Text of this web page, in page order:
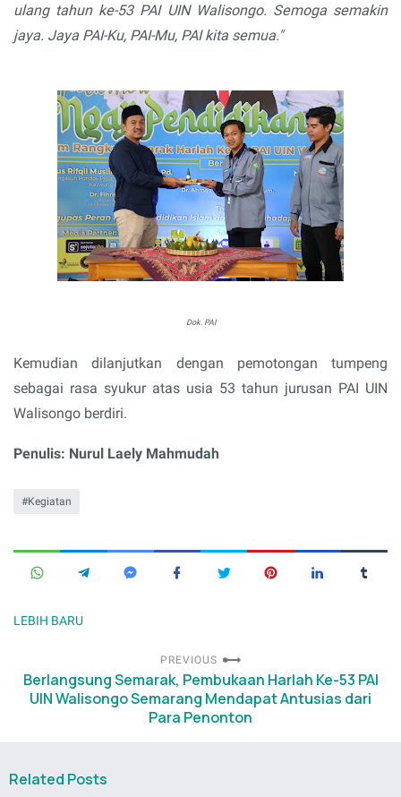
ulang tahun ke-53 PAI UIN Walisongo. Semoga semakin
jaya. Jaya PAI-Ku, PAI-Mu, PAI kita semua."
Dok. PAI
Kemudian dilanjutkan dengan pemotongan tumpeng
sebagai rasa syukur atas usia 53 tahun jurusan PAI UIN
Walisongo berdiri.
Penulis: Nurul Laely Mahmudah
Kegiatan
LEBIH BARU
PREVIOUS
Berlangsung Semarak, Pembukaan Harlah Ke-53 PAI
UIN Walisongo Semarang Mendapat Antusias dari
Para Penonton
Related Posts